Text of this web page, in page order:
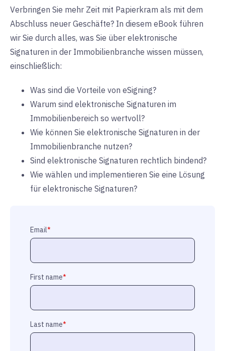
Verbringen Sie mehr Zeit mit Papierkram als mit dem
Abschluss neuer Geschäfte? In diesem eBook führen
wir Sie durch alles, was Sie über elektronische
Signaturen in der Immobilienbranche wissen müssen,
einschließlich:
Was sind die Vorteile von eSigning?
Warum sind elektronische Signaturen im
Immobilienbereich so wertvoll?
Wie können Sie elektronische Signaturen in der
Immobilienbranche nutzen?
Sind elektronische Signaturen rechtlich bindend?
Wie wählen und implementieren Sie eine Lösung
für elektronische Signaturen?
Email*
First name*
Last name*